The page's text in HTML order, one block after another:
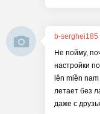
b-serghei185
Не пойму,
настройки
lên miền
летает без
даже с